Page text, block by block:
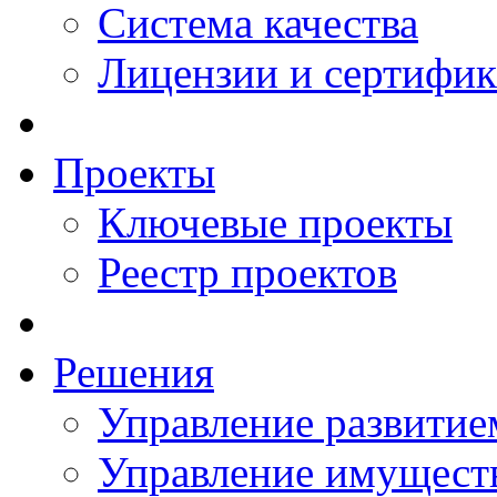
Система качества
Лицензии и
Проекты
Ключевые проекты
Реестр проектов
Решения
Управление
Управление